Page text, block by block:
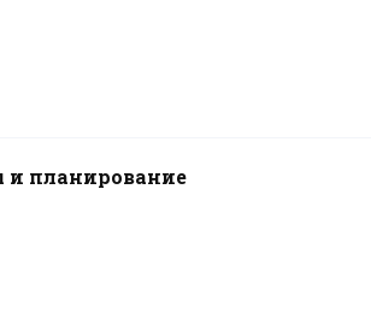
и планирование